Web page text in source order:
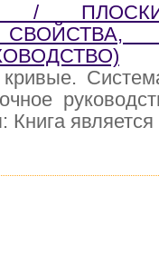
/
Книга